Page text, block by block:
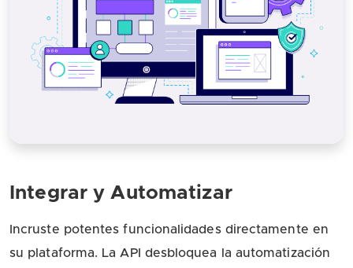
Integrar y Automatizar
Incruste potentes funcionalidades directamente en
su plataforma. La API desbloquea la automatización